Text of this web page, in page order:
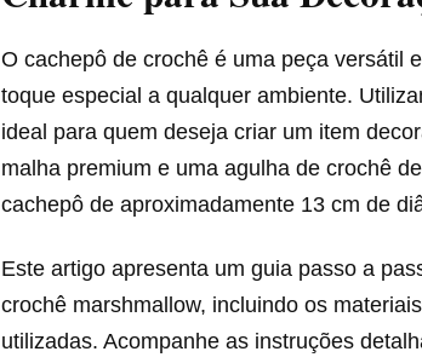
O cachepô de crochê é uma peça versátil
toque especial a qualquer ambiente.
ideal para quem deseja criar um item
malha premium e uma agulha de crochê
cachepô de aproximadamente 13 cm de
Este artigo apresenta um guia passo a
crochê marshmallow, incluindo os
utilizadas. Acompanhe as instruções